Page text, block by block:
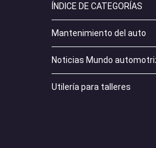
ÍNDICE DE CATEGORÍAS
Mantenimiento del auto
Noticias Mundo
Utilería para talleres